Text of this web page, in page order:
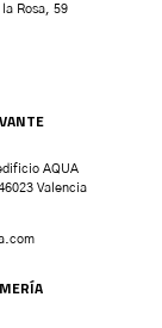
Rosa, 59
AQUA
Valencia